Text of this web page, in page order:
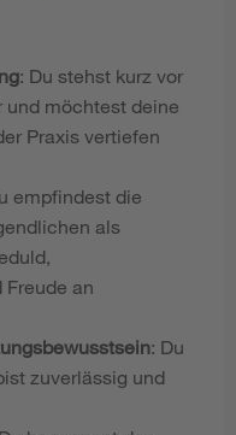
: Du stehst kurz vor
und möchtest deine
Praxis vertiefen
empfindest die
als
an
: Du
zuverlässig und